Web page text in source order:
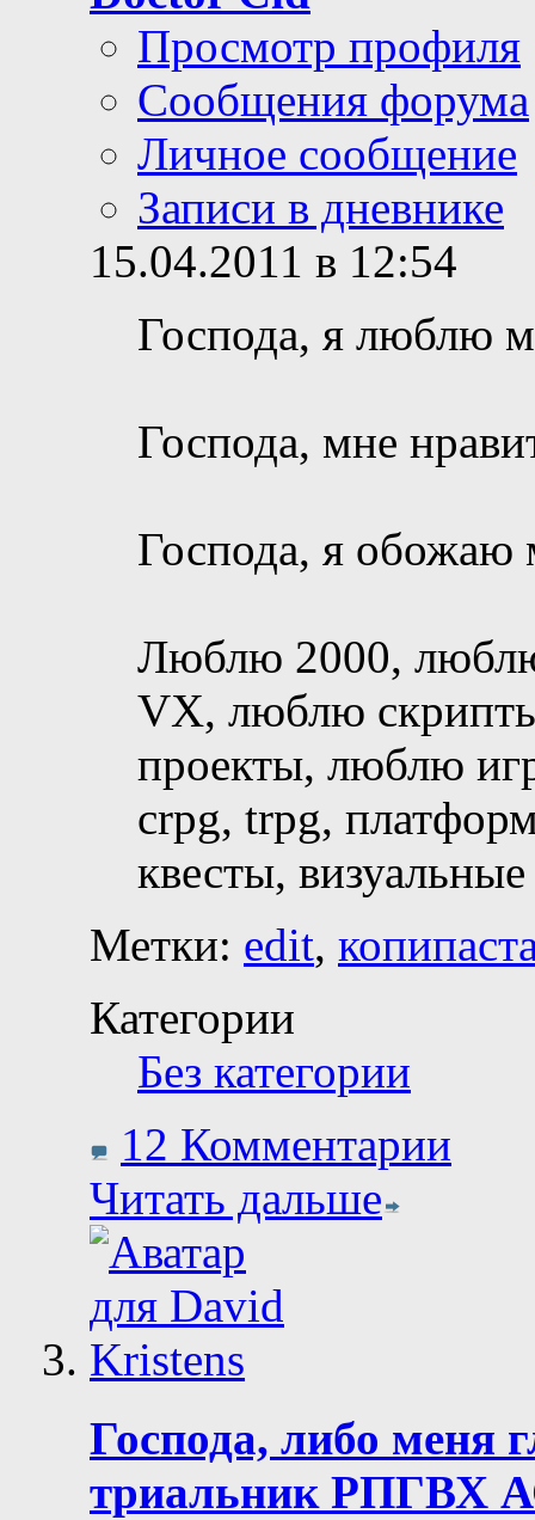
Просмотр профиля
Сообщения форума
Личное сообщение
Записи в дневнике
15.04.2011 в 12:54
Господа, я люблю
Господа, мне
Господа, я обожаю
Люблю 2000,
VX, люблю
проекты, люблю
crpg, trpg,
квесты,
Метки: edit,
Категории
Без категории
12 Комментарии
Читать дальше
Господа, либо меня
триальник РПГВХ